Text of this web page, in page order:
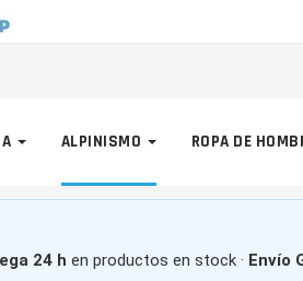
ALPINISMO ROPA DE
24 h en productos en stock · Envío